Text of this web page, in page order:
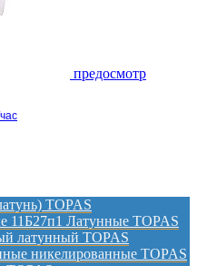
предосмотр
TOPAS
11Б27п1 Латунные TOPAS
латунный TOPAS
никелированные TOPAS